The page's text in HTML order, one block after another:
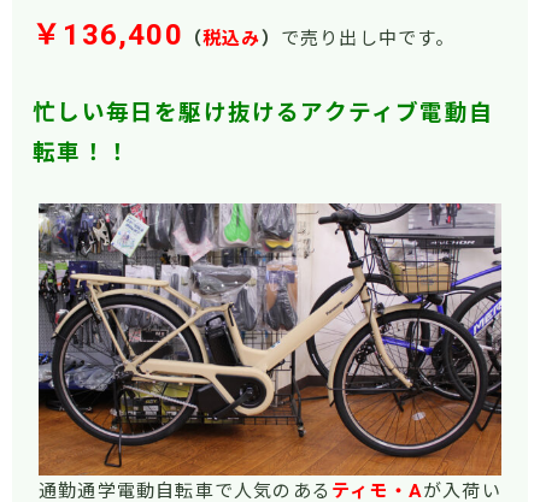
￥136,400 （税込み） で売り出し中です。
忙しい毎日を駆け抜けるアクティブ電動自
転車！！
通勤通学電動自転車で人気のある ティモ・Aが入荷い